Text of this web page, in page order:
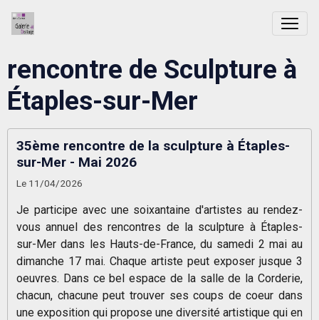
rencontre de Sculpture à
Étaples-sur-Mer
35ème rencontre de la sculpture à Étaples-
sur-Mer - Mai 2026
Le 11/04/2026
Je participe avec une soixantaine d'artistes au rendez-
vous annuel des rencontres de la sculpture à Étaples-
sur-Mer dans les Hauts-de-France, du samedi 2 mai au
dimanche 17 mai. Chaque artiste peut exposer jusque 3
oeuvres. Dans ce bel espace de la salle de la Corderie,
chacun, chacune peut trouver ses coups de coeur dans
une exposition qui propose une diversité artistique qui en